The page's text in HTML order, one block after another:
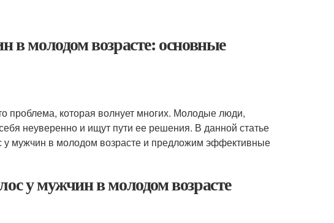
молодом возрасте: основные
которая волнует многих. Молодые люди,
неуверенно и ищут пути ее решения. В данной статье
мужчин в молодом возрасте и предложим эффективные
у мужчин в молодом возрасте